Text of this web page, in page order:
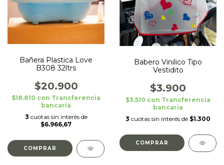
Bañera Plastica Love
B308 32ltrs
$20.900
$18.810 con Transferencia
bancaria
3 cuotas sin interés de
$6.966,67
COMPRAR
Babero Vinilico Tipo
Vestidito
$3.900
$3.510 con Transferencia
bancaria
3 cuotas sin interés de $1.300
COMPRAR